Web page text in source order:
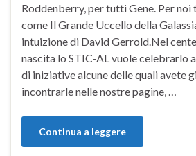
Roddenberry, per tutti Gene. Per
come Il Grande Uccello della
intuizione di David Gerrold.Nel
nascita lo STIC-AL vuole celebrarlo
di iniziative alcune delle quali avete
incontrarle nelle nostre pagine, …
Continua a leggere